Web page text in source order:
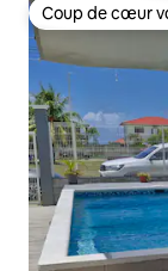
Coup de cœur
Coup de cœur